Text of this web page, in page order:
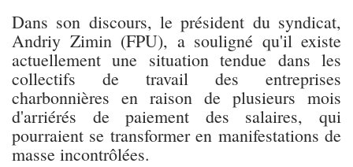
Dans son discours, le président du syndicat,
Andriy Zimin (FPU), a souligné qu'il existe
actuellement une situation tendue dans les
collectifs de travail des entreprises
charbonnières en raison de plusieurs mois
d'arriérés de paiement des salaires, qui
pourraient se transformer en manifestations de
masse incontrôlées.